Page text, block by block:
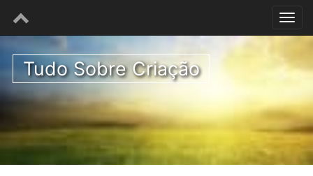
Tudo Sobre Criação